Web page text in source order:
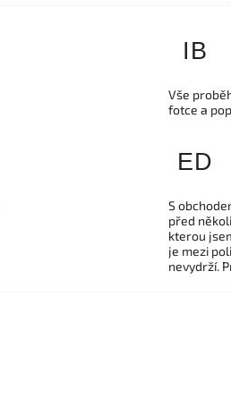
IB
Vše
fotce a
ED
S
před
kterou
je mezi
nevydrží.